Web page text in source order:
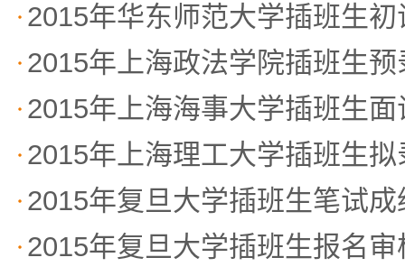
2015年华东师范大学插班生
2015年上海政法学院插班生
2015年上海海事大学插班生面
2015年上海理工大学插班生
2015年复旦大学插班生笔试
2015年复旦大学插班生报名